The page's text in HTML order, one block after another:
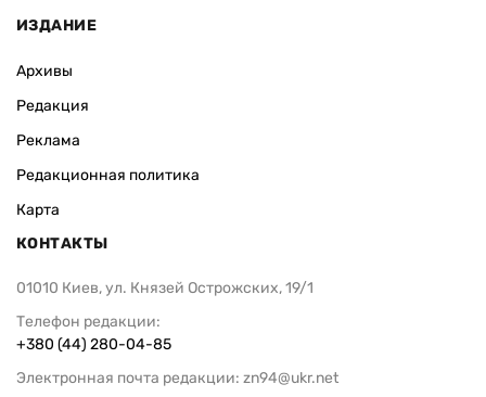
ИЗДАНИЕ
Архивы
Редакция
Реклама
Редакционная политика
Карта
КОНТАКТЫ
01010 Киев, ул. Князей Острожских, 19/1
Телефон редакции:
+380 (44) 280-04-85
Электронная почта редакции: zn94@ukr.net